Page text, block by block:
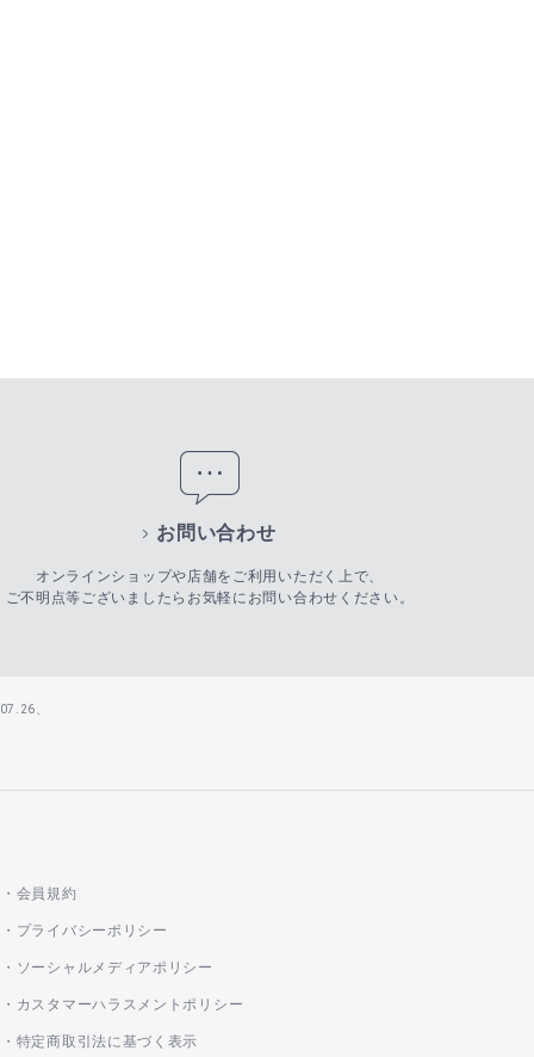
お問い合わせ
オンラインショップや店舗をご利用いただく上で、
ご不明点等ございましたらお気軽にお問い合わせください。
、
会員規約
プライバシーポリシー
ソーシャルメディアポリシー
カスタマーハラスメントポリシー
特定商取引法に基づく表示